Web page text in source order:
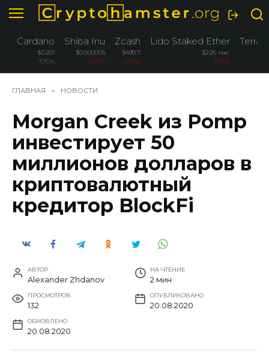
Перейти
содержанию
Cardano
$0.201
7.70%
Shiba Inu
$0.000005
-5.00%
Zcash
$493.7
-4.60%
Lido Staked Ether
$2.26 тыс.
-3.76%
Terra
ГЛАВНАЯ » НОВОСТИ
Morgan Creek из Pomp
инвестирует 50
миллионов долларов в
криптовалютный
кредитор BlockFi
АВТОР
Alexander Zhdanov
НА ЧТЕНИЕ
2 мин
ПРОСМОТРОВ
132
ОПУБЛИКОВАНО
20.08.2020
ОБНОВЛЕНО
20.08.2020